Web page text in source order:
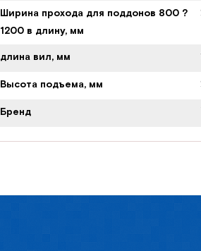
Ширина прохода для поддонов 800 ?
1200 в длину, мм
длина вил, мм
Высота подъема, мм
Бренд